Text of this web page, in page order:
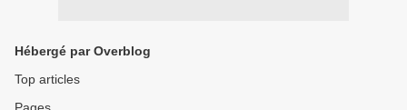
Hébergé par Overblog
Top articles